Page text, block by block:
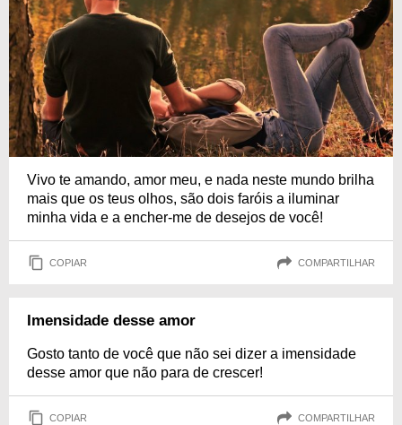
Vivo te amando, amor meu, e nada neste mundo brilha
mais que os teus olhos, são dois faróis a iluminar
minha vida e a encher-me de desejos de você!
COPIAR COMPARTILHAR
Imensidade desse amor
Gosto tanto de você que não sei dizer a imensidade
desse amor que não para de crescer!
COPIAR COMPARTILHAR